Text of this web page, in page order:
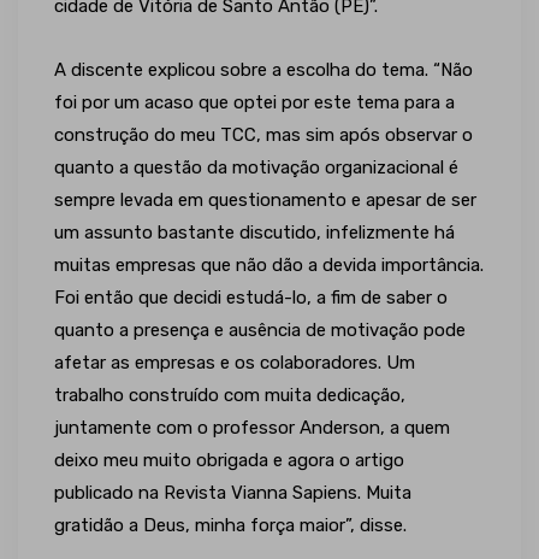
cidade de Vitória de Santo Antão (PE)”.
A discente explicou sobre a escolha do tema. “Não
foi por um acaso que optei por este tema para a
construção do meu TCC, mas sim após observar o
quanto a questão da motivação organizacional é
sempre levada em questionamento e apesar de ser
um assunto bastante discutido, infelizmente há
muitas empresas que não dão a devida importância.
Foi então que decidi estudá-lo, a fim de saber o
quanto a presença e ausência de motivação pode
afetar as empresas e os colaboradores. Um
trabalho construído com muita dedicação,
juntamente com o professor Anderson, a quem
deixo meu muito obrigada e agora o artigo
publicado na Revista Vianna Sapiens. Muita
gratidão a Deus, minha força maior”, disse.